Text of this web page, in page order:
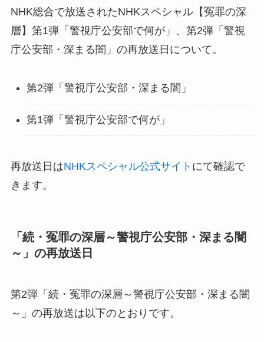
NHK総合で放送されたNHKスペシャル【冤罪の深
層】第1弾「警視庁公安部で何が」、第2弾「警視
庁公安部・深まる闇」の再放送日について。
第2弾「警視庁公安部・深まる闇」
第1弾「警視庁公安部で何が」
再放送日はNHKスペシャル公式サイト にて確認で
きます。
「続・冤罪の深層～警視庁公安部・深まる闇
～」の再放送日
第2弾「続・冤罪の深層～警視庁公安部・深まる闇
～」の再放送は以下のとおりです。